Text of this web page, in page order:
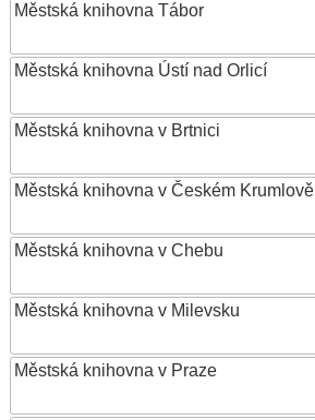
Městská knihovna Tábor
Městská knihovna Ústí nad Orlicí
Městská knihovna v Brtnici
Městská knihovna v Českém Krumlově
Městská knihovna v Chebu
Městská knihovna v Milevsku
Městská knihovna v Praze